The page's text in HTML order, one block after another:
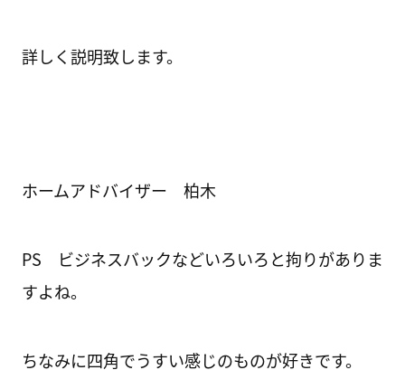
詳しく説明致します。
ホームアドバイザー 柏木
PS ビジネスバックなどいろいろと拘りがありま
すよね。
ちなみに四角でうすい感じのものが好きです。